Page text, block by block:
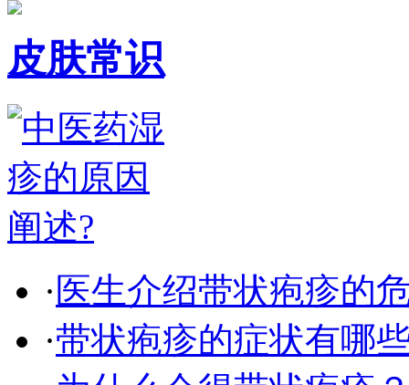
皮肤常识
· 医生介绍带状疱疹的
·带状疱疹的症状有哪